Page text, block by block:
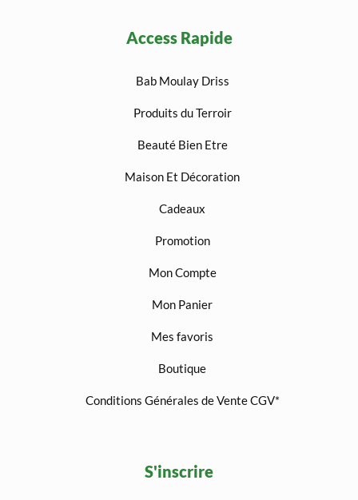
Access Rapide
Bab Moulay Driss
Produits du Terroir
Beauté Bien Etre
Maison Et Décoration
Cadeaux
Promotion
Mon Compte
Mon Panier
Mes favoris
Boutique
Conditions Générales de Vente CGV*
S'inscrire